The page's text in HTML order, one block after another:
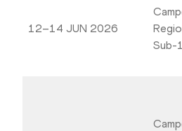
12–14 JUN 2026
Sub-